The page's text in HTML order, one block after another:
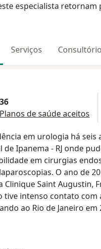
especialista retornam
Serviços
36
Planos de saúde aceitos
em urologia há seis
de Ipanema - RJ onde
em cirurgias
O ano de
Clinique Saint Augustin,
tive intenso contato com
ao Rio de Janeiro em
em cirurgia
pessoas capacitadas